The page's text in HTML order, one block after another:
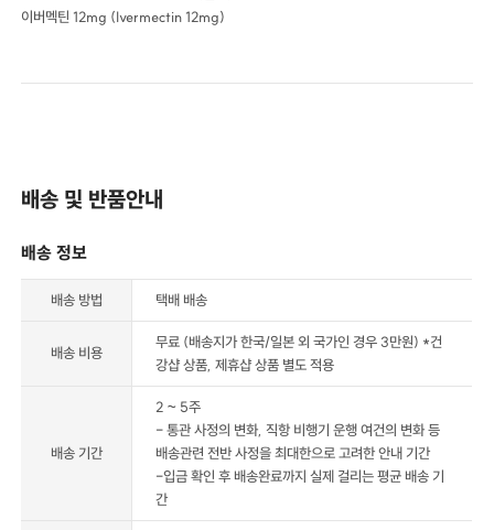
이버멕틴 12mg (Ivermectin 12mg)
배송 및 반품안내
배송 정보
배송 방법 택배 배송
배송 비용
무료 (배송지가 한국/일본 외 국가인 경우 3만원) *건
강샵 상품, 제휴샵 상품 별도 적용
배송 기간
2 ~ 5주
- 통관 사정의 변화, 직항 비행기 운행 여건의 변화 등
배송관련 전반 사정을 최대한으로 고려한 안내 기간
-입금 확인 후 배송완료까지 실제 걸리는 평균 배송 기
간